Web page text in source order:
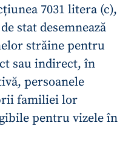
7031 litera (c),
stat desemnează
străine pentru
sau indirect, în
persoanele
familiei lor
pentru vizele în